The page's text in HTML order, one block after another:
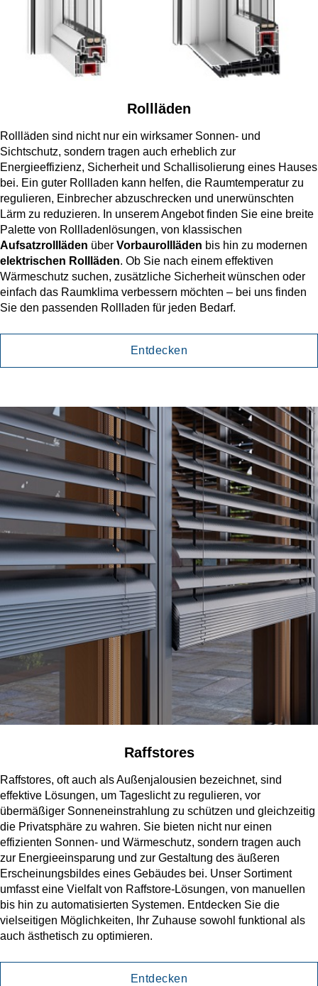
Rollläden
Rollläden sind nicht nur ein wirksamer Sonnen- und
Sichtschutz, sondern tragen auch erheblich zur
Energieeffizienz, Sicherheit und Schallisolierung eines Hauses
bei. Ein guter Rollladen kann helfen, die Raumtemperatur zu
regulieren, Einbrecher abzuschrecken und unerwünschten
Lärm zu reduzieren. In unserem Angebot finden Sie eine breite
Palette von Rollladenlösungen, von klassischen
Aufsatzrollläden über Vorbaurollläden bis hin zu modernen
elektrischen Rollläden. Ob Sie nach einem effektiven
Wärmeschutz suchen, zusätzliche Sicherheit wünschen oder
einfach das Raumklima verbessern möchten – bei uns finden
Sie den passenden Rollladen für jeden Bedarf.
Entdecken
Raffstores
Raffstores, oft auch als Außenjalousien bezeichnet, sind
effektive Lösungen, um Tageslicht zu regulieren, vor
übermäßiger Sonneneinstrahlung zu schützen und gleichzeitig
die Privatsphäre zu wahren. Sie bieten nicht nur einen
effizienten Sonnen- und Wärmeschutz, sondern tragen auch
zur Energieeinsparung und zur Gestaltung des äußeren
Erscheinungsbildes eines Gebäudes bei. Unser Sortiment
umfasst eine Vielfalt von Raffstore-Lösungen, von manuellen
bis hin zu automatisierten Systemen. Entdecken Sie die
vielseitigen Möglichkeiten, Ihr Zuhause sowohl funktional als
auch ästhetisch zu optimieren.
Entdecken